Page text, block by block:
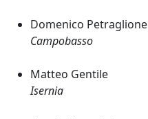
Domenico Petraglione
Campobasso
Matteo Gentile
Isernia